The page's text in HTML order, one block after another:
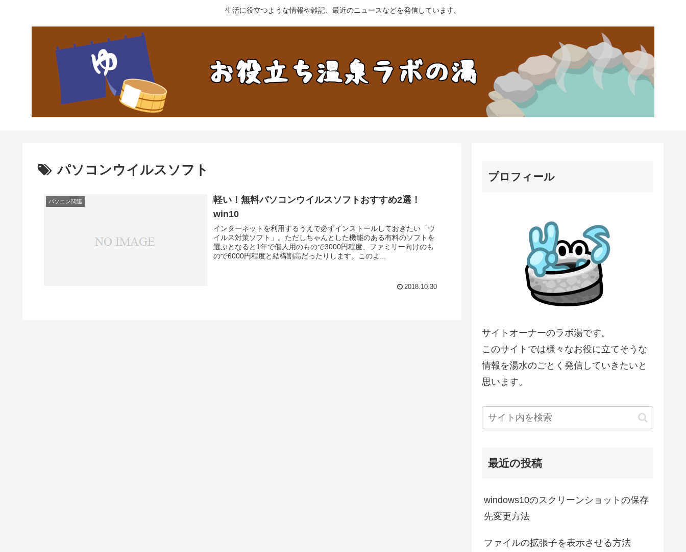
生活に役立つような情報や雑記、最近のニュースなどを発信しています。
パソコンウイルスソフト
パソコン関連
軽い！無料パソコンウイルスソフトおすすめ2選！
win10
インターネットを利用するうえで必ずインストールしておきたい「ウ
イルス対策ソフト」。ただしちゃんとした機能のある有料のソフトを
選ぶとなると1年で個人用のもので3000円程度、ファミリー向けのも
ので6000円程度と結構割高だったりします。このよ...
2018.10.30
プロフィール
サイトオーナーのラボ湯です。
このサイトでは様々なお役に立てそうな
情報を湯水のごとく発信していきたいと
思います。
最近の投稿
windows10のスクリーンショットの保存
先変更方法
ファイルの拡張子を表示させる方法